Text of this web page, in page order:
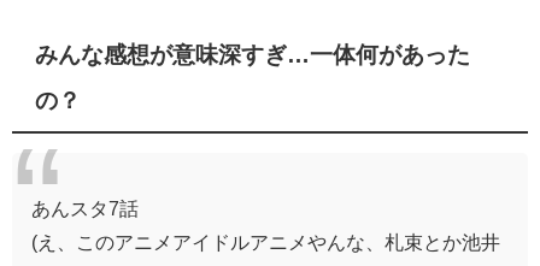
みんな感想が意味深すぎ…一体何があった
の？
あんスタ7話
(え、このアニメアイドルアニメやんな、札束とか池井